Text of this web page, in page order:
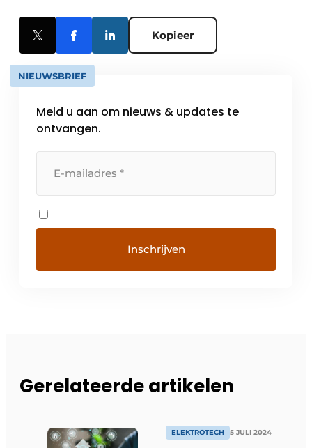
Kopieer
NIEUWSBRIEF
Meld u aan om nieuws & updates te
ontvangen.
Gerelateerde artikelen
ELEKTROTECH 5 JULI 2024